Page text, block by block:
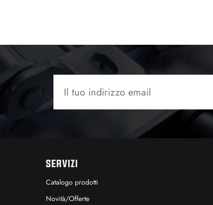
SERVIZI
Catalogo prodotti
Novità/Offerte